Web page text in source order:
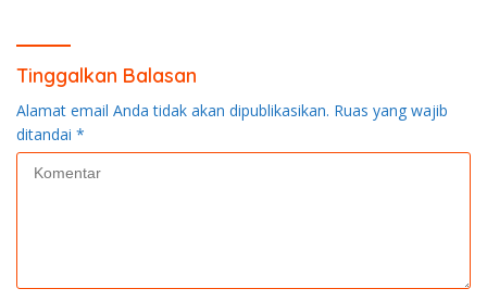
Tinggalkan Balasan
Alamat email Anda tidak akan dipublikasikan. Ruas yang wajib
ditandai *